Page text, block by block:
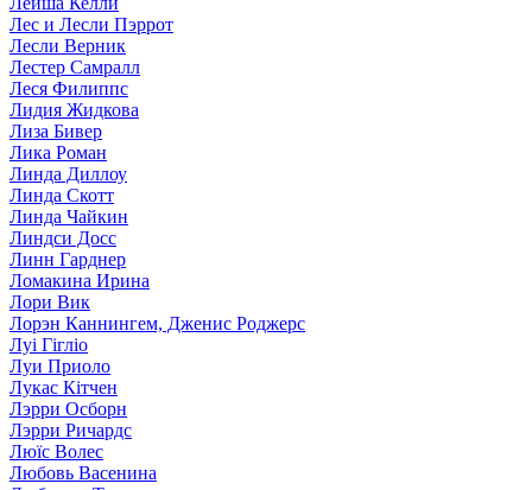
Лес и Лесли Пэррот
Лесли Верник
Лестер Самралл
Леся Филиппс
Лидия Жидкова
Лиза Бивер
Лика Роман
Линда Диллоу
Линда Скотт
Линда Чайкин
Линдси Досс
Линн Гарднер
Ломакина Ирина
Лори Вик
Лорэн Каннингем, Дженис Роджерс
Луі Гігліо
Луи Приоло
Лукас Кітчен
Лэрри Осборн
Лэрри Ричардс
Люїс Волес
Любовь Васенина